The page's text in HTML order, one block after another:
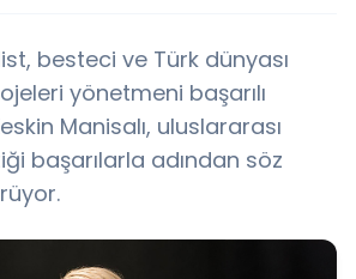
besteci ve Türk dünyası
yönetmeni başarılı
Manisalı, uluslararası
başarılarla adından söz